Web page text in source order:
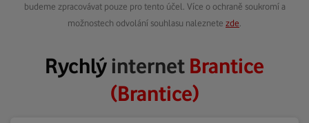
budeme zpracovávat pouze pro tento účel. Více o ochraně soukromí a
možnostech odvolání souhlasu naleznete zde
Rychlýinternet Brantice
(Brantice)